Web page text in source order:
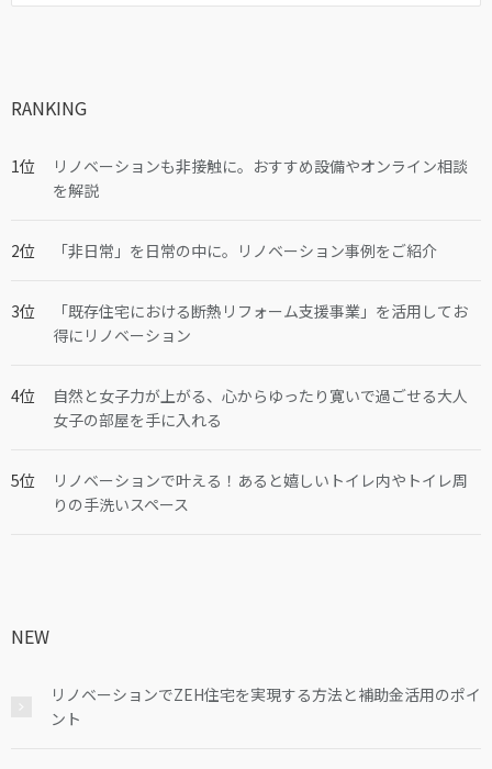
RANKING
リノベーションも非接触に。おすすめ設備やオンライン相談
を解説
「非日常」を日常の中に。リノベーション事例をご紹介
「既存住宅における断熱リフォーム支援事業」を活用してお
得にリノベーション
自然と女子力が上がる、心からゆったり寛いで過ごせる大人
女子の部屋を手に入れる
リノベーションで叶える！あると嬉しいトイレ内やトイレ周
りの手洗いスペース
NEW
リノベーションでZEH住宅を実現する方法と補助金活用のポイ
ント